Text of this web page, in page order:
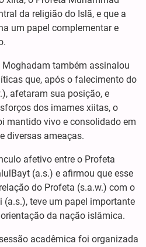
da religião do Islã, e que a
um papel complementar e
também assinalou
que, após o falecimento do
afetaram sua posição, e
dos imames xiitas, o
mantido vivo e consolidado em
diversas ameaças.
afetivo entre o Profeta
(a.s.) e afirmou que esse
do Profeta (s.a.w.) com o
(a.s.), teve um papel importante
da nação islâmica.
acadêmica foi organizada